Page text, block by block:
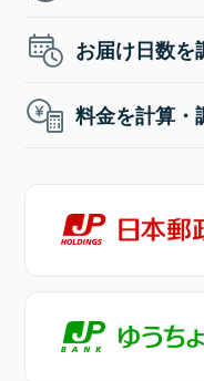
お届け日数を
料金を計算・